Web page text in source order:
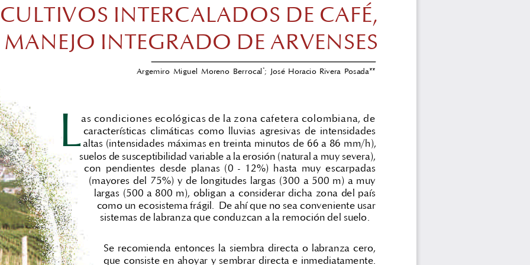
CULTIVOS INTERCALADOS DE CAFÉ,
INTEGRADO DE ARVENSES
Argemiro  Miguel  Moreno  Berrocal*; José  Horacio  Rivera  Posada**
Las condiciones ecológicas de la zona cafetera colombiana, de
    características  climáticas  como  lluvias  agresivas  de  intensidades
   altas (intensidades máximas en treinta minutos de 66 a 86 mm/h),
suelos de susceptibilidad variable a la erosión (natural a muy severa),
con  pendientes  desde  planas  (0  -  12%)  hasta  muy  escarpadas
(mayores del 75%) y de longitudes largas (300 a 500 m) a muy
largas (500 a 800 m), obligan a considerar dicha zona del país
como un ecosistema frágil.  De ahí que no sea conveniente usar
sistemas de labranza que conduzcan a la remoción del suelo.
Se recomienda entonces la siembra directa o labranza cero,
que consiste en ahoyar y sembrar directa e inmediatamente.